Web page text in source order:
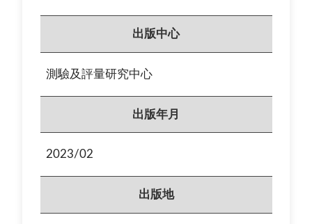
出版中心
測驗及評量研究中心
出版年月
2023/02
出版地